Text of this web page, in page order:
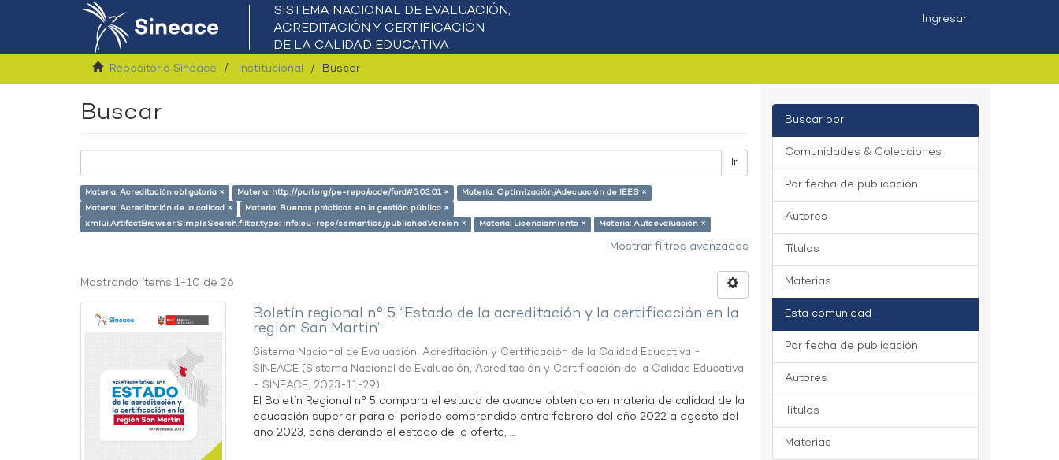
Ingresar
Repositorio Sineace Institucional Buscar
Buscar
Ir
Materia: Acreditación obligatoria × Materia: http://purl.org/pe-repo/ocde/ford#5.03.01 ×
Materia: Optimización/Adecuación de IEES ×
Materia: Acreditación de la calidad ×
Materia: Buenas prácticas en la gestión pública ×
xmlui.ArtifactBrowser.SimpleSearch.filter.type: info:eu-repo/semantics/publishedVersion ×
Materia: Licenciamiento × Materia: Autoevaluación ×
Mostrar filtros avanzados
Mostrando ítems 1-10 de 26
Boletín regional n° 5 “Estado de la acreditación y la certificación en la
región San Martin”
Sistema Nacional de Evaluación, Acreditación y Certificación de la Calidad Educativa -
SINEACE (Sistema Nacional de Evaluación, Acreditación y Certificación de la Calidad Educativa
- SINEACE, 2023-11-29)
El Boletín Regional n° 5 compara el estado de avance obtenido en materia de calidad de la
educación superior para el periodo comprendido entre febrero del año 2022 a agosto del
año 2023, considerando el estado de la oferta, ...
Buscar por
Comunidades & Colecciones
Por fecha de publicación
Autores
Títulos
Materias
Esta comunidad
Por fecha de publicación
Autores
Títulos
Materias